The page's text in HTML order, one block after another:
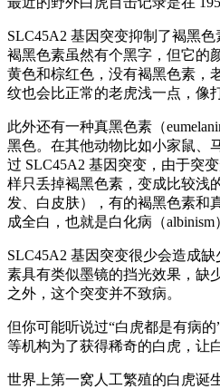
SLC45A2 基因突变抑制了褐黑色
褐黑色素虽然有个黑字，但它的
黄色和棕红色，没有褐黑色素，
纹也会比正常的老虎浅一点，像
此外还有一种真黑色素（
黑色。在其他动物比如小家鼠、
过 SLC45A2 基因突变，由于突
样只丢掉褐黑色素，变成比较浅
发、白皮肤），有的褐黑色素和
成全白，也就是白化病（albinism
SLC45A2 基因突变很少会造成
素具有类似墨镜的挡光效果，缺
之外，这个突变并不致病。
但你可能听说过“白虎都是有病
等机构为了获得稀奇的白虎，让
世界上第一窝人工繁殖的白虎诞